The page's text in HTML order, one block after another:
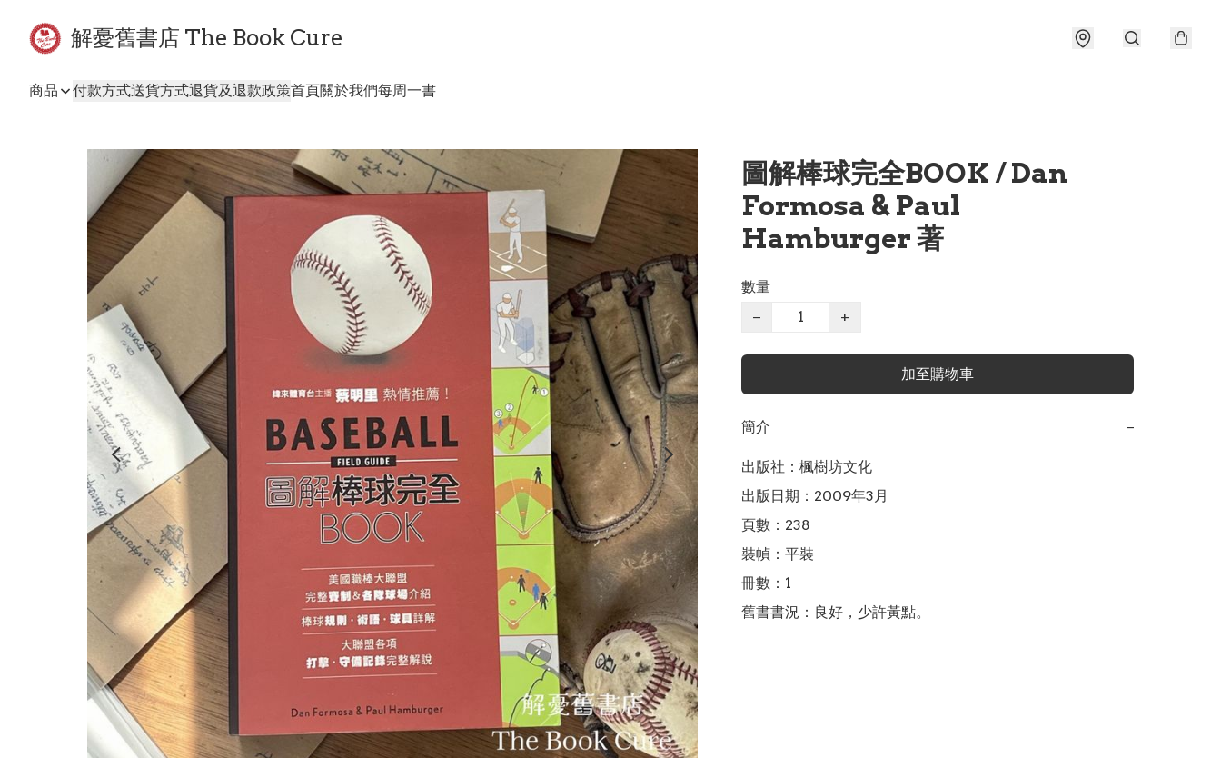
解憂舊書店 The Book Cure
商品 付款方式送貨方式退貨及退款政策首頁關於我們每周一書
圖解棒球完全BOOK / Dan
Formosa & Paul
Hamburger 著
數量
−
+
加至購物車
簡介 −
出版社：楓樹坊文化
出版日期：2009年3月
頁數：238
裝幀：平裝
冊數：1
舊書書況：良好，少許黃點。